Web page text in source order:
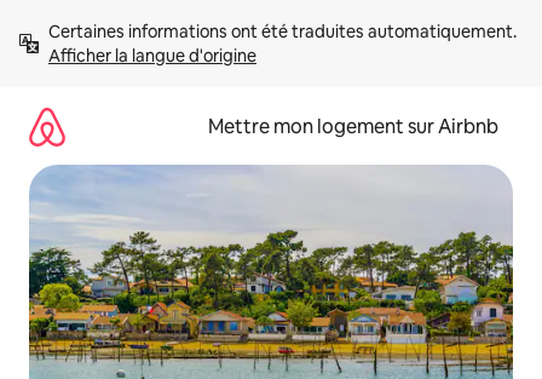
directement
Afficher la langue d'origine
Mettre mon logement sur Airbnb